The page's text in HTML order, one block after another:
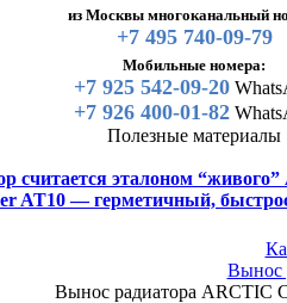
из Москвы многоканальный
+7 495 740-09-79
Мобильные номера:
+7 925 542-09-20
+7 926 400-01-82
Полезные материалы
считается эталоном
AT10 — герметичный,
Вынос
Вынос радиатора ARCTIC